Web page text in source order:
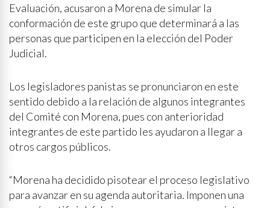
Evaluación, acusaron a Morena de simular la
conformación de este grupo que determinará a las
personas que participen en la elección del Poder
Judicial.
Los legisladores panistas se pronunciaron en este
sentido debido a la relación de algunos integrantes
del Comité con Morena, pues con anterioridad
integrantes de este partido les ayudaron a llegar a
otros cargos públicos.
“Morena ha decidido pisotear el proceso legislativo
para avanzar en su agenda autoritaria. Imponen una